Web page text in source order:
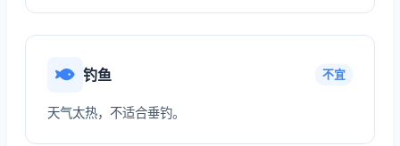
钓鱼 不宜
天气太热，不适合垂钓。